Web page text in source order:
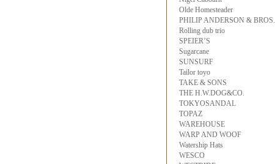
Olde Homesteader
PHILIP ANDERSON & BROS.
Rolling dub trio
SPEIER’S
Sugarcane
SUNSURF
Tailor toyo
TAKE & SONS
THE H.W.DOG&CO.
TOKYOSANDAL
TOPAZ
WAREHOUSE
WARP AND WOOF
Watership Hats
WESCO